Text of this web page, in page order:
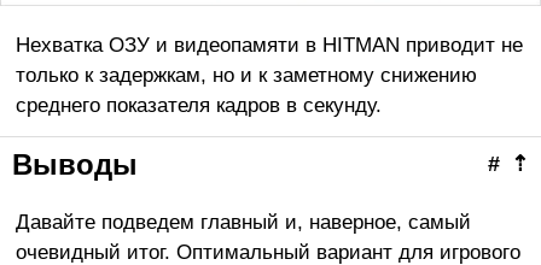
Нехватка ОЗУ и видеопамяти в HITMAN приводит не
только к задержкам, но и к заметному снижению
среднего показателя кадров в секунду.
⇡
#
Выводы
Давайте подведем главный и, наверное, самый
очевидный итог. Оптимальный вариант для игрового